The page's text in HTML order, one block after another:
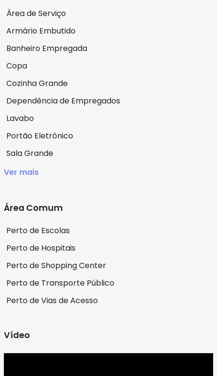
Área de Serviço
Armário Embutido
Banheiro Empregada
Copa
Cozinha Grande
Dependência de Empregados
Lavabo
Portão Eletrônico
Sala Grande
Ver mais
Área Comum
Perto de Escolas
Perto de Hospitais
Perto de Shopping Center
Perto de Transporte Público
Perto de Vias de Acesso
Vídeo